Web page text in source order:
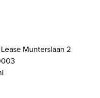
Munterslaan 2